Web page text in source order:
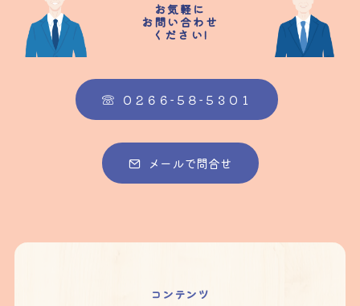
お気軽に
お問い合わせ
ください!
０２６６-５８-５３０１
メールで問合せ
コンテンツ